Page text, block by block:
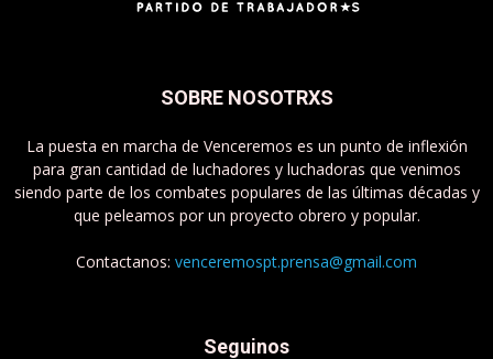
SOBRE NOSOTRXS
La puesta en marcha de Venceremos es un punto de inflexión
para gran cantidad de luchadores y luchadoras que venimos
siendo parte de los combates populares de las últimas décadas y
que peleamos por un proyecto obrero y popular.
Contactanos: venceremospt.prensa@gmail.com
Seguinos